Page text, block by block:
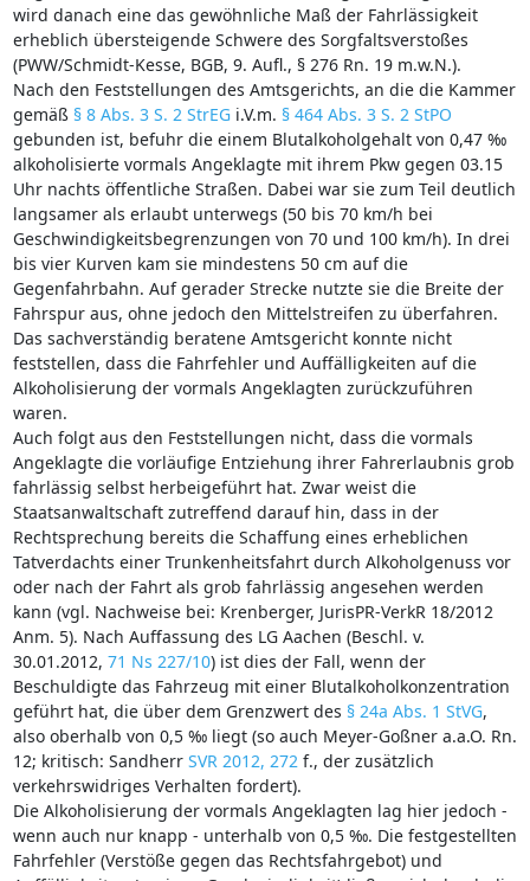
wird danach eine das gewöhnliche Maß der Fahrlässigkeit
erheblich übersteigende Schwere des Sorgfaltsverstoßes
(PWW/Schmidt-Kesse, BGB, 9. Aufl., § 276 Rn. 19 m.w.N.).
Nach den Feststellungen des Amtsgerichts, an die die Kammer
gemäß § 8 Abs. 3 S. 2 StrEGi.V.m. § 464 Abs. 3 S. 2 StPO
gebunden ist, befuhr die einem Blutalkoholgehalt von 0,47 ‰
alkoholisierte vormals Angeklagte mit ihrem Pkw gegen 03.15
Uhr nachts öffentliche Straßen. Dabei war sie zum Teil deutlich
langsamer als erlaubt unterwegs (50 bis 70 km/h bei
Geschwindigkeitsbegrenzungen von 70 und 100 km/h). In drei
bis vier Kurven kam sie mindestens 50 cm auf die
Gegenfahrbahn. Auf gerader Strecke nutzte sie die Breite der
Fahrspur aus, ohne jedoch den Mittelstreifen zu überfahren.
Das sachverständig beratene Amtsgericht konnte nicht
feststellen, dass die Fahrfehler und Auffälligkeiten auf die
Alkoholisierung der vormals Angeklagten zurückzuführen
waren.
Auch folgt aus den Feststellungen nicht, dass die vormals
Angeklagte die vorläufige Entziehung ihrer Fahrerlaubnis grob
fahrlässig selbst herbeigeführt hat. Zwar weist die
Staatsanwaltschaft zutreffend darauf hin, dass in der
Rechtsprechung bereits die Schaffung eines erheblichen
Tatverdachts einer Trunkenheitsfahrt durch Alkoholgenuss vor
oder nach der Fahrt als grob fahrlässig angesehen werden
kann (vgl. Nachweise bei: Krenberger, JurisPR-VerkR 18/2012
Anm. 5). Nach Auffassung des LG Aachen (Beschl. v.
30.01.2012, 71 Ns 227/10) ist dies der Fall, wenn der
Beschuldigte das Fahrzeug mit einer Blutalkoholkonzentration
geführt hat, die über dem Grenzwert des § 24a Abs. 1 StVG,
also oberhalb von 0,5 ‰ liegt (so auch Meyer-Goßner a.a.O. Rn.
12; kritisch: Sandherr SVR 2012, 272 f., der zusätzlich
verkehrswidriges Verhalten fordert).
Die Alkoholisierung der vormals Angeklagten lag hier jedoch -
wenn auch nur knapp - unterhalb von 0,5 ‰. Die festgestellten
Fahrfehler (Verstöße gegen das Rechtsfahrgebot) und